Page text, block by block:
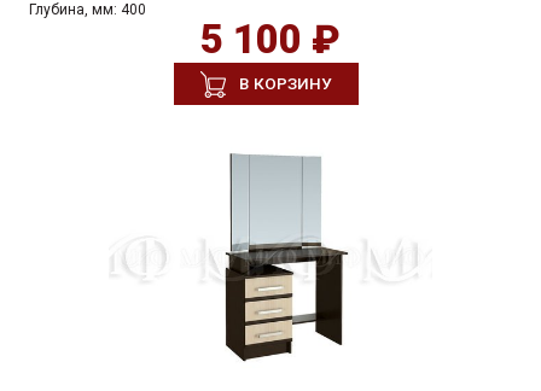
Глубина, мм: 400
5 100 ₽
В КОРЗИНУ